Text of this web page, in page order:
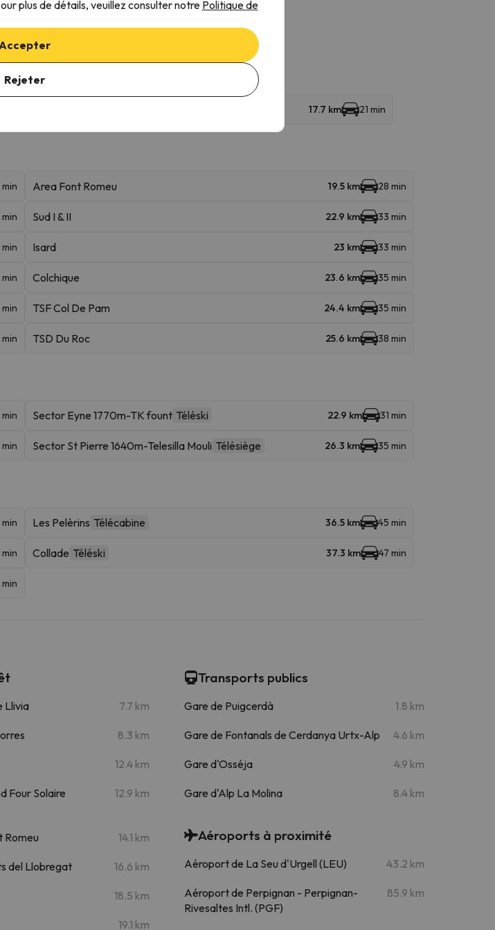
min
17.7 km 21 min
Area Font Romeu 19.5 km 28 min
Sud I & II 22.9 km 33 min
Isard 23 km 33 min
Colchique 23.6 km 35 min
TSF Col De Pam 24.4 km 35 min
TSD Du Roc 25.6 km 38 min
Sector Eyne 1770m-TK fount Téléski 22.9 km 31 min
min Sector St Pierre 1640m-Telesilla Mouli Télésiège 26.3 km 35 min
Les Pelèrins Télécabine 36.5 km 45 min
Collade Téléski 37.3 km 47 min
Llivia 7.7 km
8.3 km
12.4 km
Four Solaire
12.9 km
Romeu 14.1 km
del Llobregat 16.6 km
18.5 km
19.1 km
Transports publics
Gare de Puigcerdà 1.8 km
Gare de Fontanals de Cerdanya Urtx-Alp 4.6 km
Gare d'Osséja 4.9 km
Gare d'Alp La Molina 8.4 km
Aéroports à proximité
Aéroport de La Seu d'Urgell (LEU) 43.2 km
Aéroport de Perpignan - Perpignan-
Rivesaltes Intl. (PGF)
85.9 km
plus de détails, veuillez consulter notrePolitique de
Accepter
Rejeter